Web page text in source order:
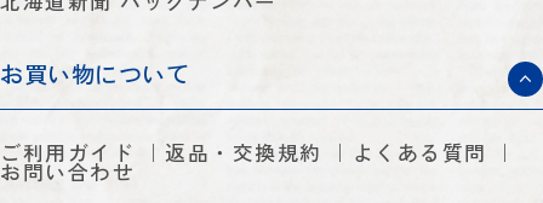
お買い物について
ご利用ガイド 返品・交換規約 よくある質問
お問い合わせ